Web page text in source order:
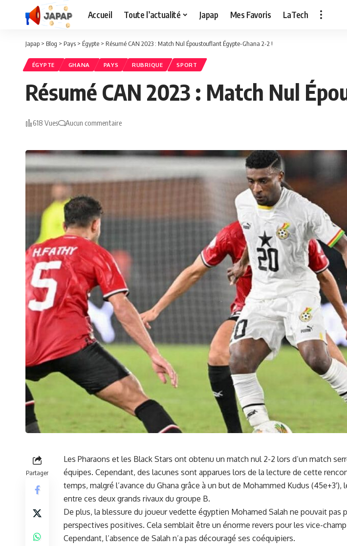
Accueil Toute l’actualité Japap Mes Favoris LaTech
Japap > Blog > Pays > Égypte > Résumé CAN 2023 : Match Nul Époustouflant Égypte-Ghana 2-2 !
ÉGYPTE GHANA PAYS RUBRIQUE SPORT
Résumé CAN 2023 : Match Nul
618 Vues Aucun commentaire
Partager
Les Pharaons et les Black Stars ont obtenu un match⁣ nul 2-2 lors d’un match
équipes. Cependant, des lacunes ​sont apparues lors de la lecture de cette
temps, malgré l’avance du Ghana grâce à un but de Mohammed Kudus (45e+3′),
entre ces‌ deux grands ⁢rivaux du groupe B.
De plus, la blessure du joueurvedette égyptien⁤ Mohamed​ Salah ne pouvait pas
perspectives positives. Cela semblait être un énorme ⁤revers pour les vice-
Cependant, l’absence de ⁤Salah n’a pas découragé ses‌ coéquipiers.